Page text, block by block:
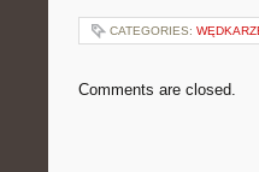
CATEGORIES:
Comments are closed.